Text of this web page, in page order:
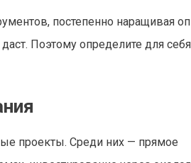
постепенно наращивая
Поэтому определите для себя
проекты. Среди них — прямое